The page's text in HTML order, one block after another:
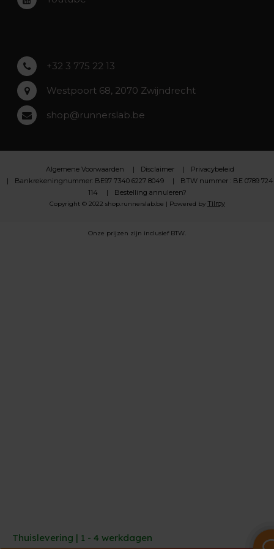
Thuislevering | 1 - 4 werkdagen
Asse
+32 3 775 22 13
Westpoort 68, 2070 Zwijndrecht
shop@runnerslab.be
Algemene Voorwaarden Disclaimer
Privacybeleid
Bankrekeningnummer: BE97 7340 6227 8049
BTW nummer : BE 0789 724
114
Bestelling annuleren?
Copyright © 2022 shop.runnerslab.be | Powered by Tilroy
Onze prijzen zijn inclusief BTW.